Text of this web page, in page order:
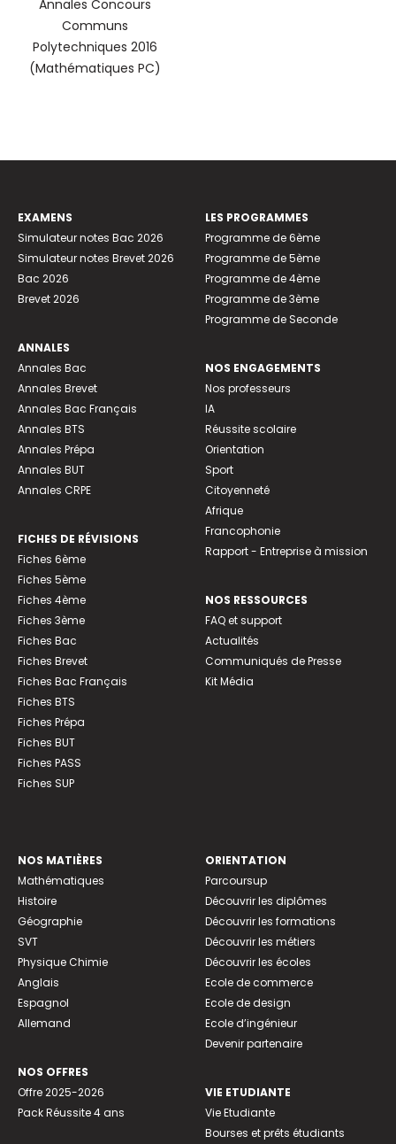
Annales Concours
Communs
Polytechniques 2016
(Mathématiques PC)
EXAMENS
Simulateur notes Bac 2026
Simulateur notes Brevet 2026
Bac 2026
Brevet 2026
ANNALES
Annales Bac
Annales Brevet
Annales Bac Français
Annales BTS
Annales Prépa
Annales BUT
Annales CRPE
FICHES DE RÉVISIONS
Fiches 6ème
Fiches 5ème
Fiches 4ème
Fiches 3ème
Fiches Bac
Fiches Brevet
Fiches Bac Français
Fiches BTS
Fiches Prépa
Fiches BUT
Fiches PASS
Fiches SUP
LES PROGRAMMES
Programme de 6ème
Programme de 5ème
Programme de 4ème
Programme de 3ème
Programme de Seconde
NOS ENGAGEMENTS
Nos professeurs
IA
Réussite scolaire
Orientation
Sport
Citoyenneté
Afrique
Francophonie
Rapport - Entreprise à mission
NOS RESSOURCES
FAQ et support
Actualités
Communiqués de Presse
Kit Média
NOS MATIÈRES
Mathématiques
Histoire
Géographie
SVT
Physique Chimie
Anglais
Espagnol
Allemand
NOS OFFRES
Offre 2025-2026
Pack Réussite 4 ans
ORIENTATION
Parcoursup
Découvrir les diplômes
Découvrir les formations
Découvrir les métiers
Découvrir les écoles
Ecole de commerce
Ecole de design
Ecole d’ingénieur
Devenir partenaire
VIE ETUDIANTE
Vie Etudiante
Bourses et prêts étudiants